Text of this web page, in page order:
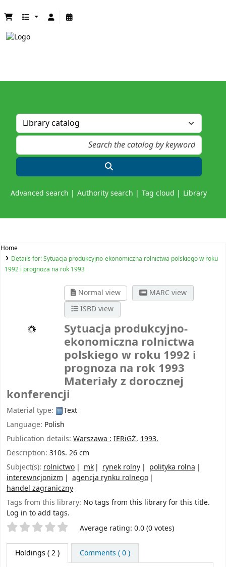
Advanced search Authority search Tag cloud Library
Home
Details for:Sytuacja produkcyjno-ekonomiczna rolnictwa polskiego w roku
1992 i prognoza na rok 1993
Normal view
MARC view
ISBD view
Sytuacja produkcyjno-
ekonomiczna rolnictwa
polskiego w roku 1992 i
prognoza na rok 1993
Materiały z dorocznej
konferencji
Material type:
Text
Language: Polish
Publication details: Warszawa : IERiGŻ, 1993.
Description: 310s. 26 cm
Subject(s): rolnictwo mk rynek rolny
polityka rolna
interewncjonizm
agencja rynku rolnego
handel zagraniczny
Tags from this library: No tags from this library for this title.
Log in to add tags.
Star ratings Average rating: 0.0 (0 votes)
Holdings ( 2 ) Comments ( 0 )